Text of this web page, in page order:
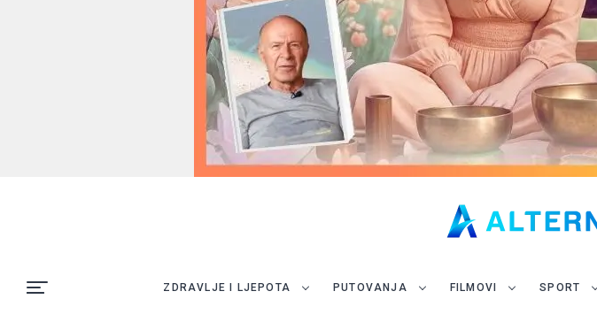
ZDRAVLJE I LJEPOTA PUTOVANJA FILMOVI SPORT